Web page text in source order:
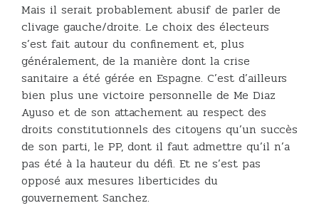
Mais il serait probablement abusif de parler de
clivage gauche/droite. Le choix des électeurs
s’est fait autour du confinement et, plus
généralement, de la manière dont la crise
sanitaire a été gérée en Espagne. C’est d’ailleurs
bien plus une victoire personnelle de Me Diaz
Ayuso et de son attachement au respect des
droits constitutionnels des citoyens qu’un succès
de son parti, le PP, dont il faut admettre qu’il n’a
pas été à la hauteur du défi. Et ne s’est pas
opposé aux mesures liberticides du
gouvernement Sanchez.